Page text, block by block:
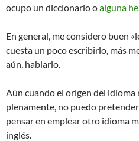
ocupo un diccionario oalguna
En general, me considero buen
cuesta un poco escribirlo, más
aún, hablarlo.
Aún cuando el origen del idioma
plenamente, no puedo
pensar en emplear otro idioma
inglés.